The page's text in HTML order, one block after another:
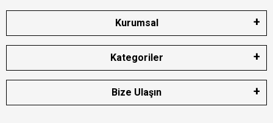
Kurumsal
Kategoriler
Bize Ulaşın